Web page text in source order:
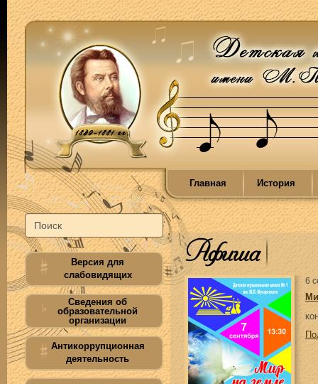
Главная История
Версия для
слабовидящих
Сведения об
образовательной
организации
Антикоррупционная
деятельность
Афиша
6